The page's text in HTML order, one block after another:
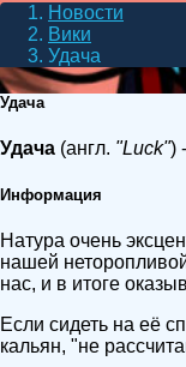
Новости
Вики
Удача
Удача
Удача (англ. "Luck") -
Информация
Натура очень
нашей
нас, и в итоге
Если сидеть на её
кальян, "не